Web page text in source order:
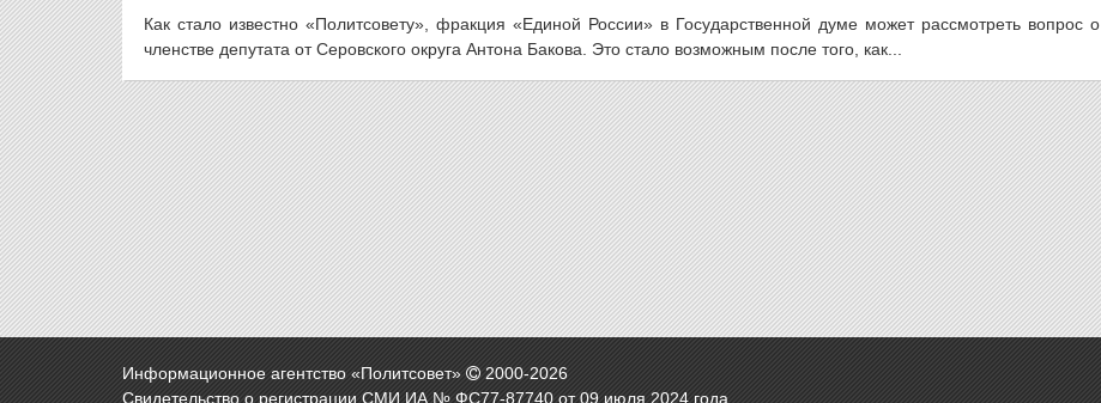
Как стало известно «Политсовету», фракция «Единой России» в Государственной думе может рассмотреть вопрос о
членстве депутата от Серовского округа Антона Бакова. Это стало возможным после того, как...
Информационное агентство «Политсовет» 2000-2026
Свидетельство о регистрации СМИ ИА № ФС77-87740 от 09 июля 2024 года.